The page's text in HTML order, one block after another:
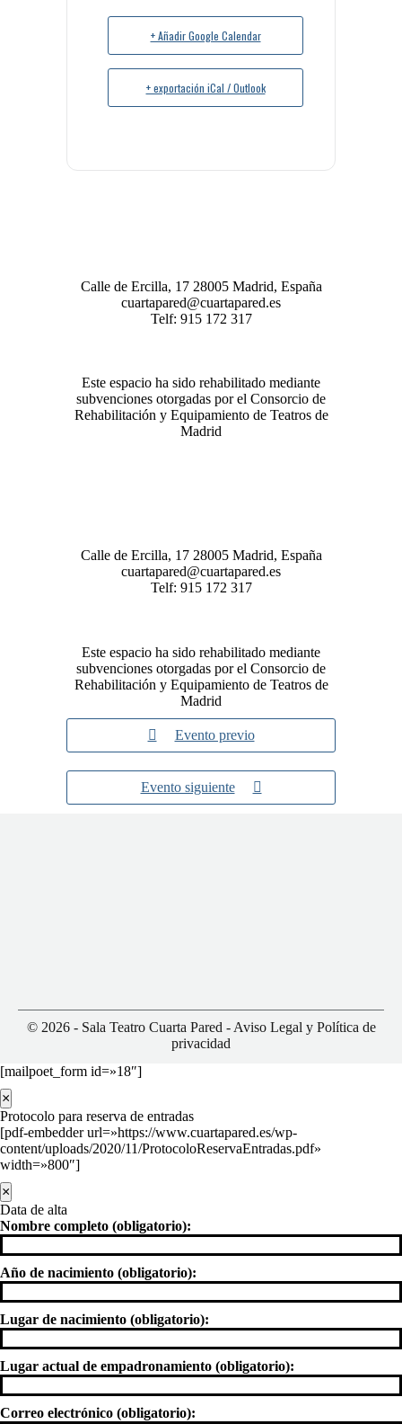
+ Añadir Google Calendar
+ exportación iCal / Outlook
Calle de Ercilla, 17 28005 Madrid, España
cuartapared@cuartapared.es
Telf: 915 172 317
Este espacio ha sido rehabilitado mediante
subvenciones otorgadas por el Consorcio de
Rehabilitación y Equipamiento de Teatros de
Madrid
Calle de Ercilla, 17 28005 Madrid, España
cuartapared@cuartapared.es
Telf: 915 172 317
Este espacio ha sido rehabilitado mediante
subvenciones otorgadas por el Consorcio de
Rehabilitación y Equipamiento de Teatros de
Madrid
Evento previo
Evento siguiente
© 2026 - Sala Teatro Cuarta Pared - Aviso Legal y Política de
privacidad
[mailpoet_form id=»18″]
×
Protocolo para reserva de entradas
[pdf-embedder url=»https://www.cuartapared.es/wp-
content/uploads/2020/11/ProtocoloReservaEntradas.pdf»
width=»800″]
×
Data de alta
Nombre completo (obligatorio):
Año de nacimiento (obligatorio):
Lugar de nacimiento (obligatorio):
Lugar actual de empadronamiento (obligatorio):
Correo electrónico (obligatorio):